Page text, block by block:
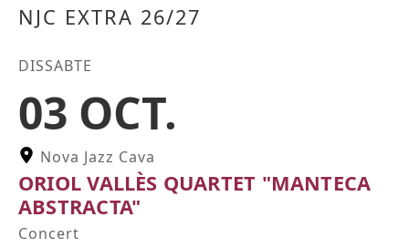
NJC EXTRA 26/27
DISSABTE
03 OCT.
Nova Jazz Cava
ORIOL VALLÈS QUARTET "MANTECA
ABSTRACTA"
Concert